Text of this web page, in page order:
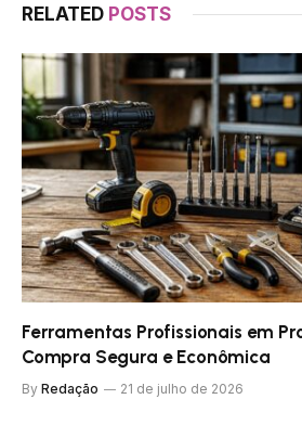
RELATED POSTS
Ferramentas Profissionais em
Compra Segura e Econômica
By Redação 21 de julho de 2026